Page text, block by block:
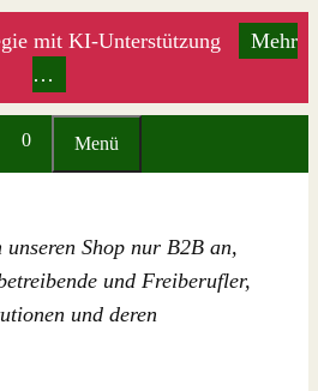
mit KI-Unterstützung
Mehr
…
0 Menü
unseren Shop nur B2B an,
und Freiberufler,
und deren